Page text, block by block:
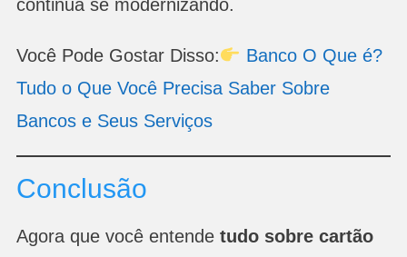
continua se modernizando.
Você Pode Gostar Disso:
Banco O Que é?
Tudo o Que Você Precisa Saber Sobre
Bancos e Seus Serviços
Conclusão
Agora que você entende tudo sobre cartão